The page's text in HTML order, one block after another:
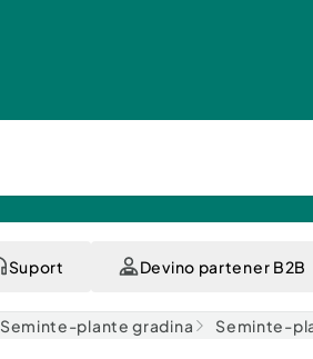
Suport Devino partener B2B
Seminte-plante gradina Seminte-